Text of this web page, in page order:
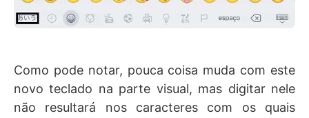
Como pode notar, pouca coisa muda com este
novo teclado na parte visual, mas digitar nele
não resultará nos caracteres com os quais